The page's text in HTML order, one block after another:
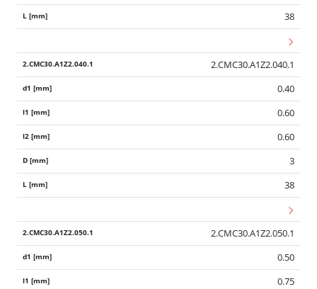
38
2.CMC30.A1Z2.040.1
0.40
0.60
0.60
3
38
2.CMC30.A1Z2.050.1
0.50
0.75